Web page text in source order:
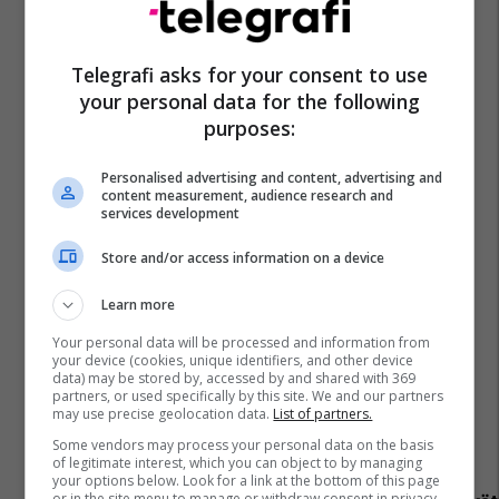
Telegrafi asks for your consent to use
your personal data for the following
purposes:
Personalised advertising and content, advertising and
content measurement, audience research and
services development
Store and/or access information on a device
Learn more
Your personal data will be processed and information from
your device (cookies, unique identifiers, and other device
data) may be stored by, accessed by and shared with 369
partners, or used specifically by this site. We and our partners
may use precise geolocation data. List of partners.
Some vendors may process your personal data on the basis
of legitimate interest, which you can object to by managing
your options below. Look for a link at the bottom of this page